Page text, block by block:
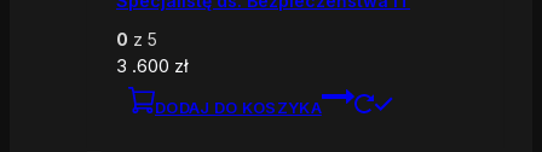
0 z 5
3 .600 zł
DODAJ DO KOSZYKA